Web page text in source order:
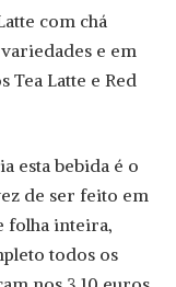
com chá
e em
Tea Latte e Red
esta bebida é o
de ser feito em
folha inteira,
todos os